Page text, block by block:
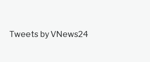
Tweets by VNews24